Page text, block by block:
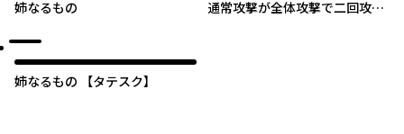
姉なるもの
通常攻撃が全体攻撃で二回攻撃
姉なるもの 【タテスク】